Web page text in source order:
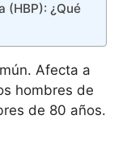
(HBP): ¿Qué
Afecta a
hombres de
de 80 años.